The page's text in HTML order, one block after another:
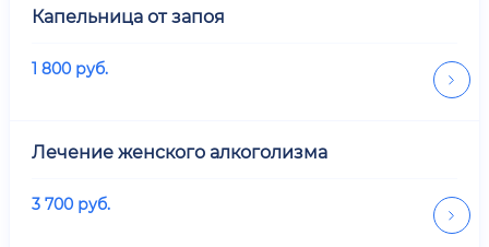
Капельница от запоя
1 800 руб.
Лечение женского алкоголизма
3 700 руб.